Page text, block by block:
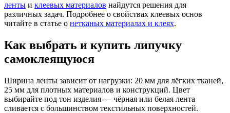
ленты и клеевых материалов найдутся решения для
различных задач. Подробнее о свойствах клеевых основ
читайте в статье о нетканых материалах и клеях.
Как выбрать и купить липучку
самоклеящуюся
Ширина ленты зависит от нагрузки: 20 мм для лёгких тканей,
25 мм для плотных материалов и конструкций. Цвет
выбирайте под тон изделия — чёрная или белая лента
сливается с большинством текстильных поверхностей.